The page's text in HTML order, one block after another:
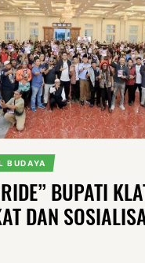
BUDAYA
BUPATI
DAN